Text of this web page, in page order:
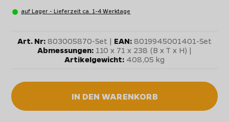
auf Lager - Lieferzeit ca. 1-4 Werktage
Art. Nr: 803005870-Set | EAN: 8019945001401-Set
Abmessungen: 110 x 71 x 238 (B x T x H) |
Artikelgewicht: 408,05 kg
IN DEN WARENKORB